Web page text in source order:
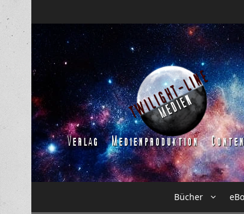
Inhalt
springen
Bücher